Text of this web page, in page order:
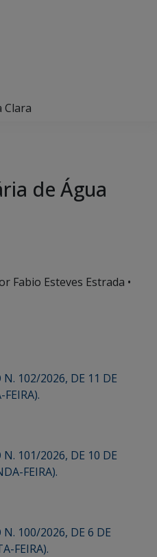
Clara
de Água
Fabio Esteves Estrada •
102/2026, DE 11 DE
101/2026, DE 10 DE
FEIRA).
100/2026, DE 6 DE
FEIRA).